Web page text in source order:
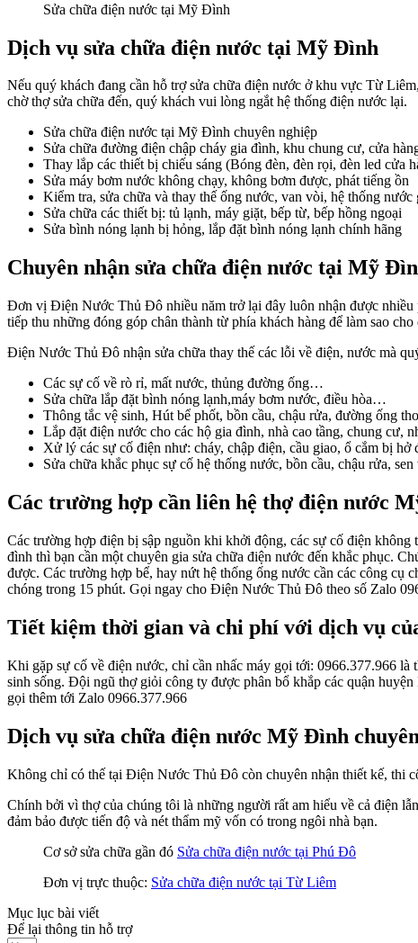
Sửa chữa điện nước tại Mỹ Đình
Dịch vụ sửa chữa điện nước tại Mỹ Đình
Nếu quý khách đang cần hỗ trợ sửa chữa điện nước ở khu vực Từ
chờ thợ sửa chữa đến, quý khách vui lòng ngắt hệ thống điện nước lại.
Sửa chữa điện nước tại Mỹ Đình chuyên nghiệp
Sửa chữa đường điện chập cháy gia đình, khu chung cư, cửa
Thay lắp các thiết bị chiếu sáng (Bóng đèn, đèn rọi, đèn led cửa
Sửa máy bơm nước không chạy, không bơm được, phát tiếng ồn
Kiểm tra, sửa chữa và thay thế ống nước, van vòi, hệ thống nước
Sửa chữa các thiết bị: tủ lạnh, máy giặt, bếp từ, bếp hồng ngoại
Sửa bình nóng lạnh bị hỏng, lắp đặt bình nóng lạnh chính hãng
Chuyên nhận sửa chữa điện nước tại Mỹ
Đơn vị Điện Nước Thủ Đô nhiều năm trở lại đây luôn nhận được
tiếp thu những đóng góp chân thành từ phía khách hàng để làm sao
Điện Nước Thủ Đô nhận sửa chữa thay thế các lỗi về điện, nước mà
Các sự cố về rò rỉ, mất nước, thủng đường ống…
Sửa chữa lắp đặt bình nóng lạnh,máy bơm nước, điều hòa…
Thông tắc vệ sinh, Hút bể phốt, bồn cầu, chậu rửa, đường ống
Lắp đặt điện nước cho các hộ gia đình, nhà cao tầng, chung cư,
Xử lý các sự cố điện như: cháy, chập điện, cầu giao, ổ cắm bị
Sửa chữa khắc phục sự cố hệ thống nước, bồn cầu, chậu rửa,
Các trường hợp cần liên hệ thợ điện nước
Các trường hợp điện bị sập nguồn khi khởi động, các sự cố điện
đình thì bạn cần một chuyên gia sửa chữa điện nước đến khắc phục.
được. Các trường hợp bể, hay nứt hệ thống ống nước cần các công
chóng trong 15 phút. Gọi ngay cho Điện Nước Thủ Đô theo số Zalo
Tiết kiệm thời gian và chi phí với dịch vụ
Khi gặp sự cố về điện nước, chỉ cần nhấc máy gọi tới: 0966.377.966
sinh sống. Đội ngũ thợ giỏi công ty được phân bổ khắp các quận
gọi thêm tới Zalo 0966.377.966
Dịch vụ sửa chữa điện nước Mỹ Đình
Không chỉ có thế tại Điện Nước Thủ Đô còn chuyên nhận thiết kế, thi
Chính bởi vì thợ của chúng tôi là những người rất am hiểu về cả điện
đảm bảo được tiến độ và nét thẩm mỹ vốn có trong ngôi nhà bạn.
Cơ sở sửa chữa gần đó Sửa chữa điện nước tại Phú Đô
Đơn vị trực thuộc: Sửa chữa điện nước tại Từ Liêm
Mục lục bài viết
Để lại thông tin hỗ trợ